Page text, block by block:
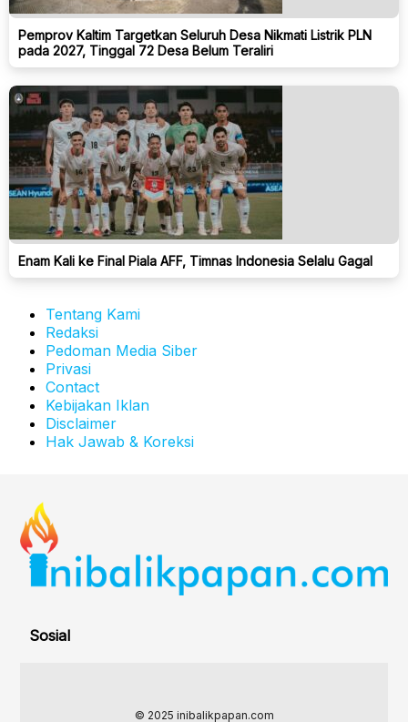
Pemprov Kaltim Targetkan Seluruh Desa Nikmati Listrik PLN
pada 2027, Tinggal 72 Desa Belum Teraliri
Enam Kali ke Final Piala AFF, Timnas Indonesia Selalu Gagal
Tentang Kami
Redaksi
Pedoman Media Siber
Privasi
Contact
Kebijakan Iklan
Disclaimer
Hak Jawab & Koreksi
Sosial
© 2025 inibalikpapan.com